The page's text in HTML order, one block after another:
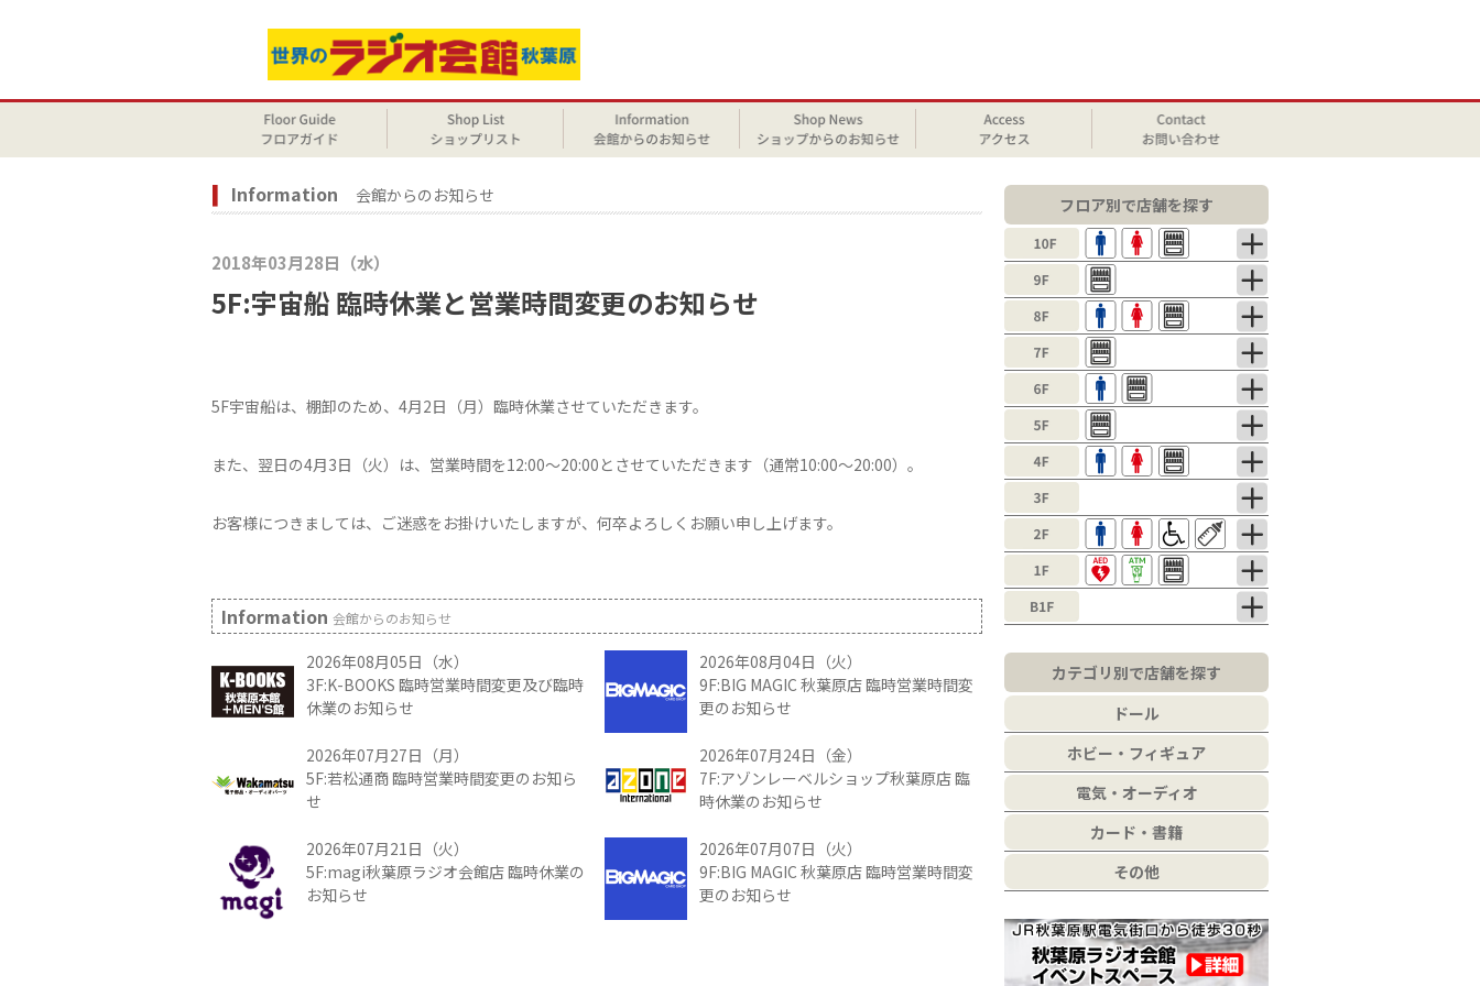
Information 会館からのお知らせ
2018年03月28日（水）
5F:宇宙船 臨時休業と営業時間変更のお知らせ
5F宇宙船は、棚卸のため、4月2日（月）臨時休業させていただきます。
また、翌日の4月3日（火）は、営業時間を12:00～20:00とさせていただきます（通常10:00～20:00）。
お客様につきましては、ご迷惑をお掛けいたしますが、何卒よろしくお願い申し上げます。
Information 会館からのお知らせ
2026年08月05日（水）
3F:K-BOOKS 臨時営業時間変更及び臨時
休業のお知らせ
2026年08月04日（火）
9F:BIG MAGIC 秋葉原店 臨時営業時間変
更のお知らせ
2026年07月27日（月）
5F:若松通商 臨時営業時間変更のお知ら
せ
2026年07月24日（金）
7F:アゾンレーベルショップ秋葉原店 臨
時休業のお知らせ
2026年07月21日（火）
5F:magi秋葉原ラジオ会館店 臨時休業の
お知らせ
2026年07月07日（火）
9F:BIG MAGIC 秋葉原店 臨時営業時間変
更のお知らせ
フロア別で店舗を探す
カテゴリ別で店舗を探す
ドール
ホビー・フィギュア
電気・オーディオ
カード・書籍
その他